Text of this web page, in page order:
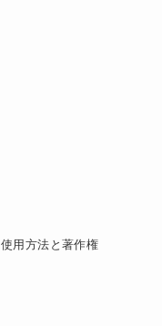
使用方法と著作権